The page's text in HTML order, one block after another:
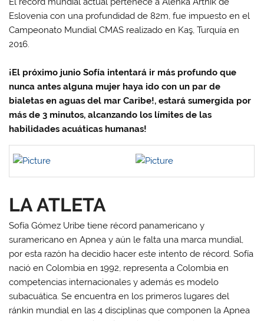
Eslovenia con una profundidad de 82m, fue impuesto en el
Campeonato Mundial CMAS realizado en Kaş, Turquía en
2016.
¡El próximo junio Sofía intentará ir más profundo que
nunca antes alguna mujer haya ido con un par de
bialetas en aguas del mar Caribe!, estará sumergida por
más de 3 minutos, alcanzando los límites de las
habilidades acuáticas humanas!
LA ATLETA
Sofía Gómez Uribe tiene récord panamericano y
suramericano en Apnea y aún le falta una marca mundial,
por esta razón ha decidio hacer este intento de récord. Sofía
nació en Colombia en 1992, representa a Colombia en
competencias internacionales y además es modelo
subacuática. Se encuentra en los primeros lugares del
ránkin mundial en las 4 disciplinas que componen la Apnea